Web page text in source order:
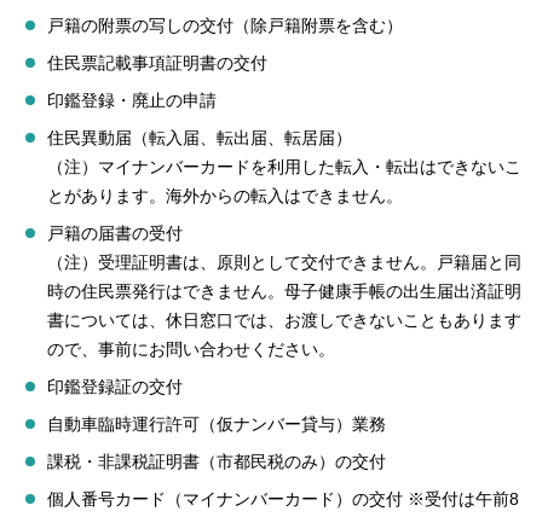
戸籍の附票の写しの交付（除戸籍附票を含む）
住民票記載事項証明書の交付
印鑑登録・廃止の申請
住民異動届（転入届、転出届、転居届）
（注）マイナンバーカードを利用した転入・転出はできないこ
とがあります。海外からの転入はできません。
戸籍の届書の受付
（注）受理証明書は、原則として交付できません。戸籍届と同
時の住民票発行はできません。母子健康手帳の出生届出済証明
書については、休日窓口では、お渡しできないこともあります
ので、事前にお問い合わせください。
印鑑登録証の交付
自動車臨時運行許可（仮ナンバー貸与）業務
課税・非課税証明書（市都民税のみ）の交付
個人番号カード（マイナンバーカード）の交付 ※受付は午前8